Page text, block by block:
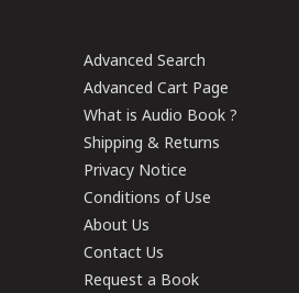
Advanced Search
Advanced Cart Page
What is Audio Book ?
Shipping & Returns
Privacy Notice
Conditions of Use
About Us
Contact Us
Request a Book